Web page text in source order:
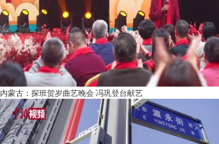
内蒙古：探班贺岁曲艺晚会 冯巩登台献艺